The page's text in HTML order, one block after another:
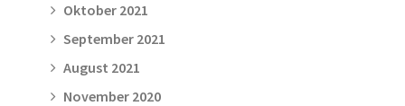
Oktober 2021
September 2021
August 2021
November 2020